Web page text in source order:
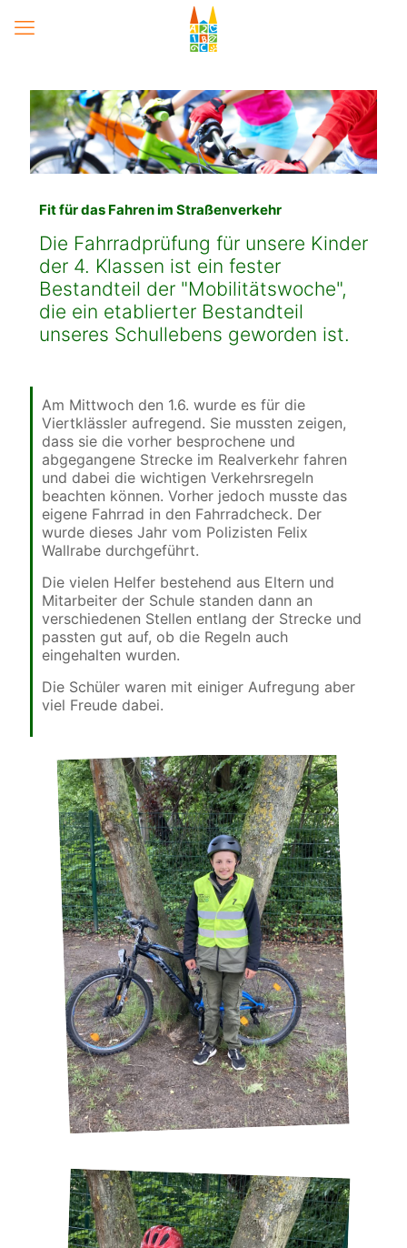
15 Jahre Förderverein - Der Sponsorenlauf
Fit für das Fahren im Straßenverkehr
Die Fahrradprüfung für unsere Kinder
der 4. Klassen ist ein fester
Bestandteil der "Mobilitätswoche",
die ein etablierter Bestandteil
unseres Schullebens geworden ist.
Am Mittwoch den 1.6. wurde es für die
Viertklässler aufregend. Sie mussten zeigen,
dass sie die vorher besprochene und
abgegangene Strecke im Realverkehr fahren
und dabei die wichtigen Verkehrsregeln
beachten können. Vorher jedoch musste das
eigene Fahrrad in den Fahrradcheck. Der
wurde dieses Jahr vom Polizisten Felix
Wallrabe durchgeführt.
Die vielen Helfer bestehend aus Eltern und
Mitarbeiter der Schule standen dann an
verschiedenen Stellen entlang der Strecke und
passten gut auf, ob die Regeln auch
eingehalten wurden.
Die Schüler waren mit einiger Aufregung aber
viel Freude dabei.